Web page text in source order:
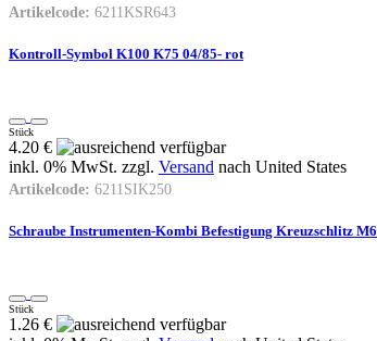
Artikelcode: 6211KSR643
Kontroll-Symbol K100 K75 04/85- rot
Stück
4.20 €
inkl. 0% MwSt. zzgl. Versand nach United States
Artikelcode: 6211SIK250
Schraube Instrumenten-Kombi Befestigung Kreuzschlitz M6
Stück
1.26 €